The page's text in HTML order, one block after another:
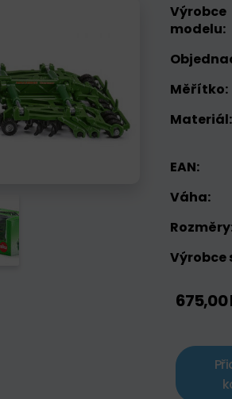
Výrobce
modelu:
Měřítko:
Materiál:
EAN:
Váha:
Výrobce
675,00